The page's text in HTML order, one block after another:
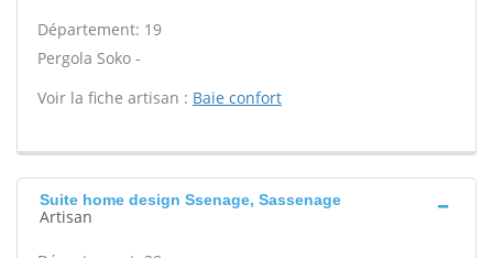
Département: 19
Pergola Soko -
Voir la fiche artisan : Baie confort
Suite home design Ssenage, Sassenage
Artisan